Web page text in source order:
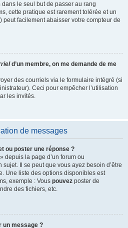
le seul but de passer au rang
cette pratique est rarement tolérée et un
facilement abaisser votre compteur de
d’un membre, on me demande de me
des courriels via le formulaire intégré (si
Ceci pour empêcher l’utilisation
les invités.
de messages
ou poster une réponse ?
depuis la page d’un forum ou
Il se peut que vous ayez besoin d’être
Une liste des options disponibles est
exemple : Vous pouvez poster de
des fichiers, etc.
un message ?